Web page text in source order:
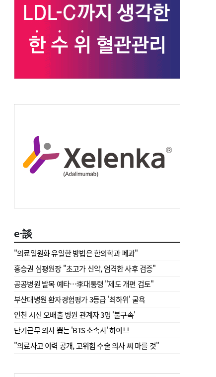
e-談
"의료일원화 유일한 방법은 한의학과 폐과"
홍승권 심평원장 " 초고가 신약, 엄격한 사후 검증"
공공병원 발목 예타…李대통령 "제도 개편 검토"
부산대병원 환자경험평가 3등급 '최하위' 굴욕
인천 시신 오배출 병원 관계자 3명 '불구속'
단기근무 의사 뽑는 'BTS 소속사' 하이브
"의료사고 이력 공개, 고위험 수술 의사 씨 마를 것"